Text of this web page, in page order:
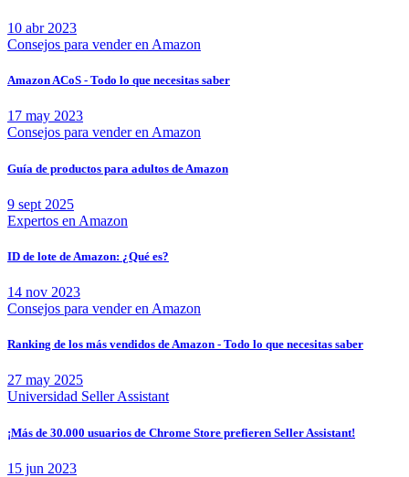
10 abr 2023
Consejos para vender en Amazon
Amazon ACoS - Todo lo que necesitas saber
17 may 2023
Consejos para vender en Amazon
Guía de productos para adultos de Amazon
9 sept 2025
Expertos en Amazon
ID de lote de Amazon: ¿Qué es?
14 nov 2023
Consejos para vender en Amazon
Ranking de los más vendidos de Amazon - Todo lo que necesitas saber
27 may 2025
Universidad Seller Assistant
¡Más de 30.000 usuarios de Chrome Store prefieren Seller Assistant!
15 jun 2023